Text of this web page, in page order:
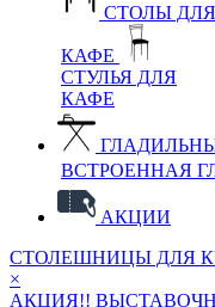
СТОЛЫ ДЛЯ
КАФЕ
СТУЛЬЯ ДЛЯ
КАФЕ
ВСТРОЕННАЯ
АКЦИИ
СТОЛЕШНИЦЫ ДЛЯ
×
АКЦИЯ!!